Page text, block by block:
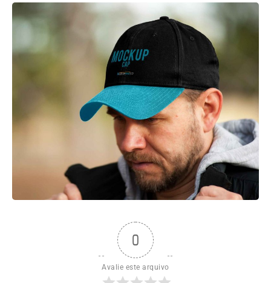
0
Avalie este arquivo